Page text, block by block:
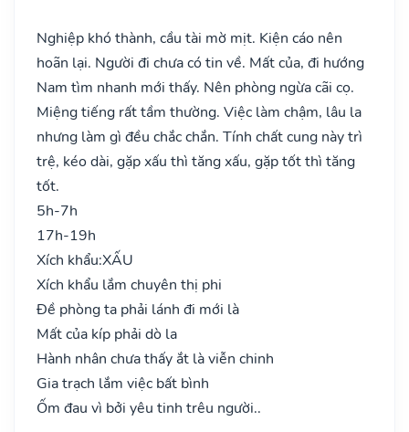
Nghiệp khó thành, cầu tài mờ mịt. Kiện cáo nên
hoãn lại. Người đi chưa có tin về. Mất của, đi hướng
Nam tìm nhanh mới thấy. Nên phòng ngừa cãi cọ.
Miệng tiếng rất tầm thường. Việc làm chậm, lâu la
nhưng làm gì đều chắc chắn. Tính chất cung này trì
trệ, kéo dài, gặp xấu thì tăng xấu, gặp tốt thì tăng
tốt.
5h-7h
17h-19h
Xích khẩu:XẤU
Xích khẩu lắm chuyên thị phi
Đề phòng ta phải lánh đi mới là
Mất của kíp phải dò la
Hành nhân chưa thấy ắt là viễn chinh
Gia trạch lắm việc bất bình
Ốm đau vì bởi yêu tinh trêu người..